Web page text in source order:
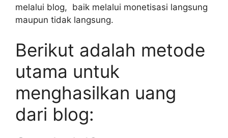
melalui blog, baik melalui monetisasi langsung
maupun tidak langsung.
Berikut adalah metode
utama untuk
menghasilkan uang
dari blog: